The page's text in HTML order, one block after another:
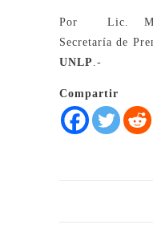
Por Lic.
Secretaría de
UNLP .-
Compartir